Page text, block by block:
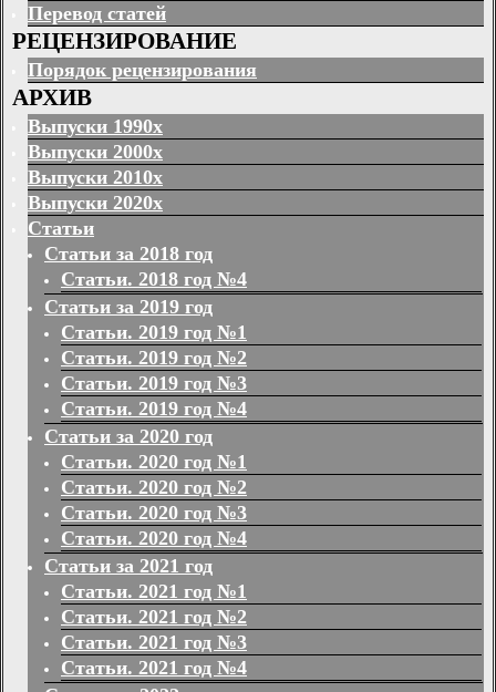
Перевод статей
РЕЦЕНЗИРОВАНИЕ
Порядок рецензирования
АРХИВ
Выпуски 1990х
Выпуски 2000х
Выпуски 2010х
Выпуски 2020х
Статьи
Статьи за 2018 год
Статьи. 2018 год №4
Статьи за 2019 год
Статьи. 2019 год №1
Статьи. 2019 год №2
Статьи. 2019 год №3
Статьи. 2019 год №4
Статьи за 2020 год
Статьи. 2020 год №1
Статьи. 2020 год №2
Статьи. 2020 год №3
Статьи. 2020 год №4
Статьи за 2021 год
Статьи. 2021 год №1
Статьи. 2021 год №2
Статьи. 2021 год №3
Статьи. 2021 год №4